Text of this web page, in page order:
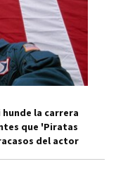
la carrera
que 'Piratas
del actor